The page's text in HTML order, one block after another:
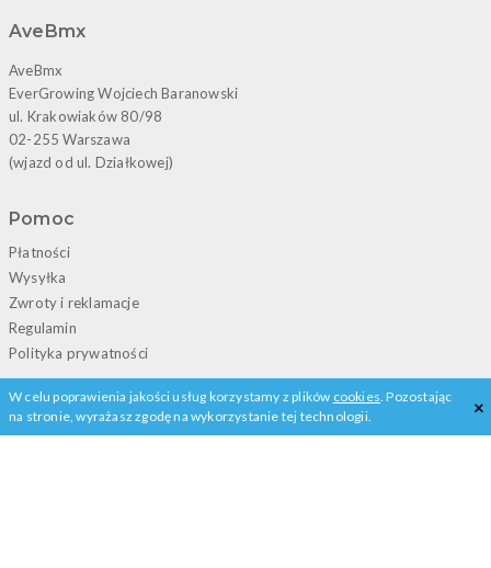
W celu poprawienia jakości usług korzystamy z plików cookies. Pozostając
na stronie, wyrażasz zgodę na wykorzystanie tej technologii.
×
AveBmx
AveBmx
EverGrowing Wojciech Baranowski
ul. Krakowiaków 80/98
02-255 Warszawa
(wjazd od ul. Działkowej)
Pomoc
Płatności
Wysyłka
Zwroty i reklamacje
Regulamin
Polityka prywatności
Kontakt
+48 22 828 02 13